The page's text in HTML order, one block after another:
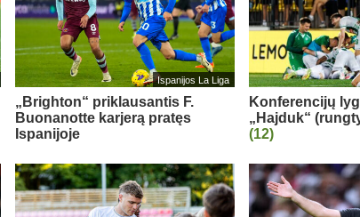
Ispanijos La Liga
„Brighton“ priklausantis F.
Buonanotte karjerą pratęs
Ispanijoje
Konferencijų
„Hajduk“
(12)